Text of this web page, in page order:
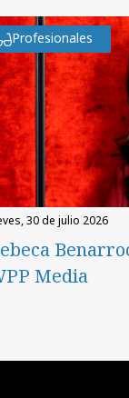
Profesionales
30 de julio 2026
Media